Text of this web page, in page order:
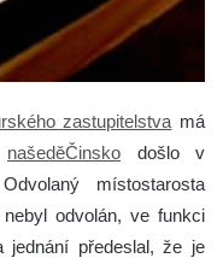
zastupitelstva má
našeděČinsko došlo v
místostarosta
odvolán, ve funkci
jednání předeslal, že je